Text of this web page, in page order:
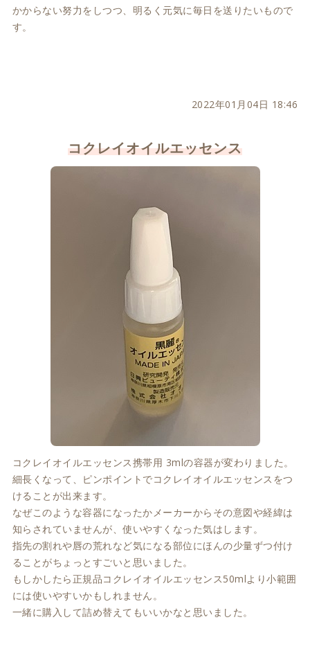
かからない努力をしつつ、明るく元気に毎日を送りたいもので
す。
2022年01月04日 18:46
コクレイオイルエッセンス
コクレイオイルエッセンス携帯用 3mlの容器が変わりました。
細長くなって、ピンポイントでコクレイオイルエッセンスをつ
けることが出来ます。
なぜこのような容器になったかメーカーからその意図や経緯は
知らされていませんが、使いやすくなった気はします。
指先の割れや唇の荒れなど気になる部位にほんの少量ずつ付け
ることがちょっとすごいと思いました。
もしかしたら正規品コクレイオイルエッセンス50mlより小範囲
には使いやすいかもしれません。
一緒に購入して詰め替えてもいいかなと思いました。